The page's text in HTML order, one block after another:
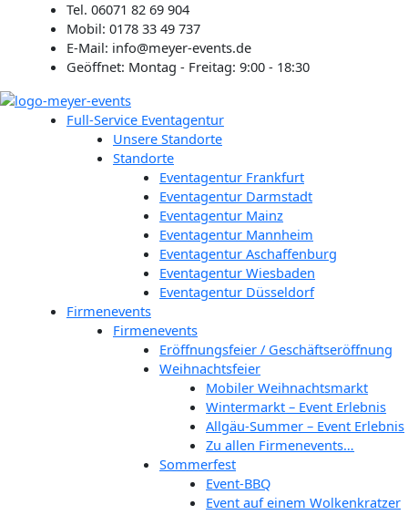
springen
Tel. 06071 82 69 904
Mobil: 0178 33 49 737
E-Mail: info@meyer-events.de
Geöffnet: Montag - Freitag: 9:00 - 18:30
Full-Service Eventagentur
Unsere Standorte
Standorte
Eventagentur Frankfurt
Eventagentur Darmstadt
Eventagentur Mainz
Eventagentur Mannheim
Eventagentur Aschaffenburg
Eventagentur Wiesbaden
Eventagentur Düsseldorf
Firmenevents
Firmenevents
Eröffnungsfeier / Geschäftseröffnung
Weihnachtsfeier
Mobiler Weihnachtsmarkt
Wintermarkt – Event Erlebnis
Allgäu-Summer – Event Erlebnis
Zu allen Firmenevents…
Sommerfest
Event-BBQ
Event auf einem Wolkenkratzer